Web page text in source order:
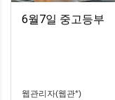
6월7일 중고등부
웹관리자(웹관*)